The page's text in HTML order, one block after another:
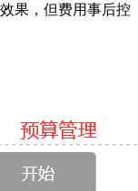
果，但费用事后控